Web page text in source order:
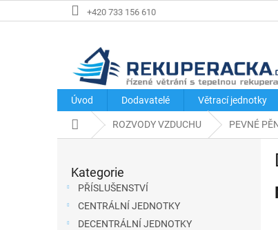
na
+420 733 156 610
Úvod Dodavatelé Větrací jednotky
Domů ROZVODY VZDUCHU PEVNÉ
Přeskočit
kategorie
Kategorie
PŘÍSLUŠENSTVÍ
CENTRÁLNÍ JEDNOTKY
DECENTRÁLNÍ JEDNOTKY